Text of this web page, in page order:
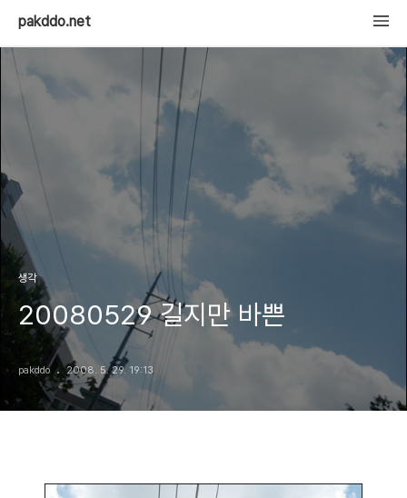
pakddo.net
생각
20080529 길지만 바쁜
pakddo 2008. 5. 29. 19:13